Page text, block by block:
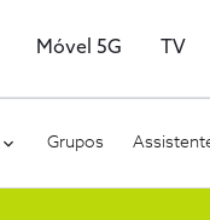
Móvel 5G TV
Grupos